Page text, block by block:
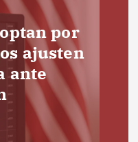
por
ajusten
ante